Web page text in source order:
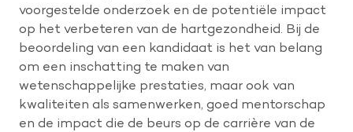
voorgestelde onderzoek en de potentiële impact
op het verbeteren van de hartgezondheid. Bij de
beoordeling van een kandidaat is het van belang
om een inschatting te maken van
wetenschappelijke prestaties, maar ook van
kwaliteiten als samenwerken, goed mentorschap
en de impact die de beurs op de carrière van de